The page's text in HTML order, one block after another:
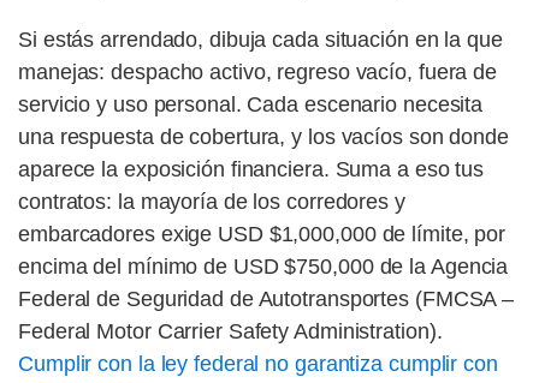
Si estás arrendado, dibuja cada situación en la que
manejas: despacho activo, regreso vacío, fuera de
servicio y uso personal. Cada escenario necesita
una respuesta de cobertura, y los vacíos son donde
aparece la exposición financiera. Suma a eso tus
contratos: la mayoría de los corredores y
embarcadores exige USD $1,000,000 de límite, por
encima del mínimo de USD $750,000 de la Agencia
Federal de Seguridad de Autotransportes (FMCSA –
Federal Motor Carrier Safety Administration).
Cumplir con la ley federal no garantiza cumplir con